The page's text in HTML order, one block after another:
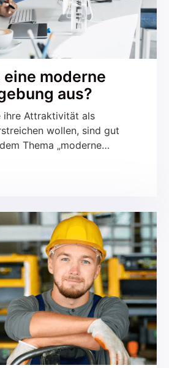
eine moderne
aus?
ihre Attraktivität als
wollen, sind gut
Thema „moderne
auseinanderzusetzen.
und Produktionsstätten
gewisser Weise auch immer
die Wertschätzung des
gegenüber, können
Motivation unterstützen.
Gründe, […]